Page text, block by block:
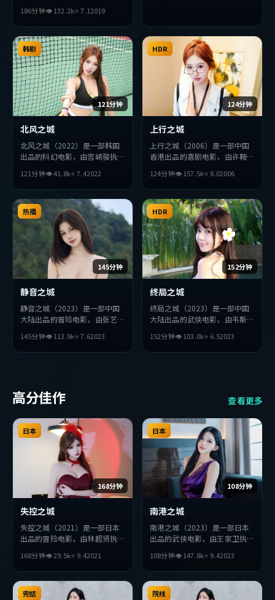
主演。影片在叙事与视听上力求
突破，探讨人性与抉择，节奏张
弛有度，适合喜欢该类型的观众
完整观看。
186分钟👁132.2k⭐7.12019
121分钟
韩剧
北风之城
北风之城（2022）是一部韩国
出品的科幻电影，由宫崎骏执
金高银等主演。影片在叙事与视
听上力求突破，探讨人性与抉
择，节奏张弛有度，适合喜欢该
类型的观众完整观看。
121分钟👁41.8k⭐7.42022
124分钟
HDR
上行之城
上行之城（2006）是一部中国
香港出品的喜剧电影，由许鞍华
遥等主演。影片在叙事与视听上
力求突破，探讨人性与抉择，节
奏张弛有度，适合喜欢该类型的
观众完整观看。
124分钟👁157.5k⭐ 8.02006
145分钟
热播
静音之城
静音之城（2023）是一部中国
大陆出品的冒险电影，由张艺谋
演。影片在叙事与视听上力求突
破，探讨人性与抉择，节奏张弛
145分钟👁113.9k⭐7.62023
152分钟
HDR
终局之城
终局之城（2023）是一部中国
大陆出品的武侠电影，由韦斯
渤、妻夫木聪等主演。影片在叙
事与视听上力求突破，探讨人性
152分钟👁103.0k⭐ 6.52023
高分佳作 查看更多
168分钟
日本
失控之城
失控之城（2021）是一部日本
出品的冒险电影，由林超贤执
等主演。影片在叙事与视听上力
求突破，探讨人性与抉择，节奏
张弛有度，适合喜欢该类型的观
众完整观看。
168分钟👁29.5k⭐ 9.42021
108分钟
日本
南港之城
南港之城（2023）是一部日本
出品的武侠电影，由王家卫执
龙等主演。影片在叙事与视听上
力求突破，探讨人性与抉择，节
奏张弛有度，适合喜欢该类型的
观众完整观看。
108分钟👁147.8k⭐ 9.42023
完结 院线